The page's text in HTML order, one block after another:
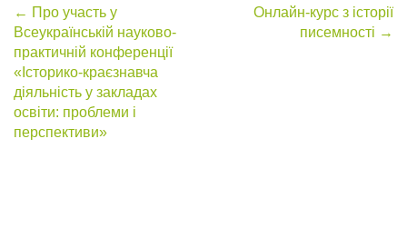
Post
navigation
← Про участь у
Всеукраїнській науково-
практичній конференції
«Історико-краєзнавча
діяльність у закладах
освіти: проблеми і
перспективи»
Онлайн-курс з історії
писемності →